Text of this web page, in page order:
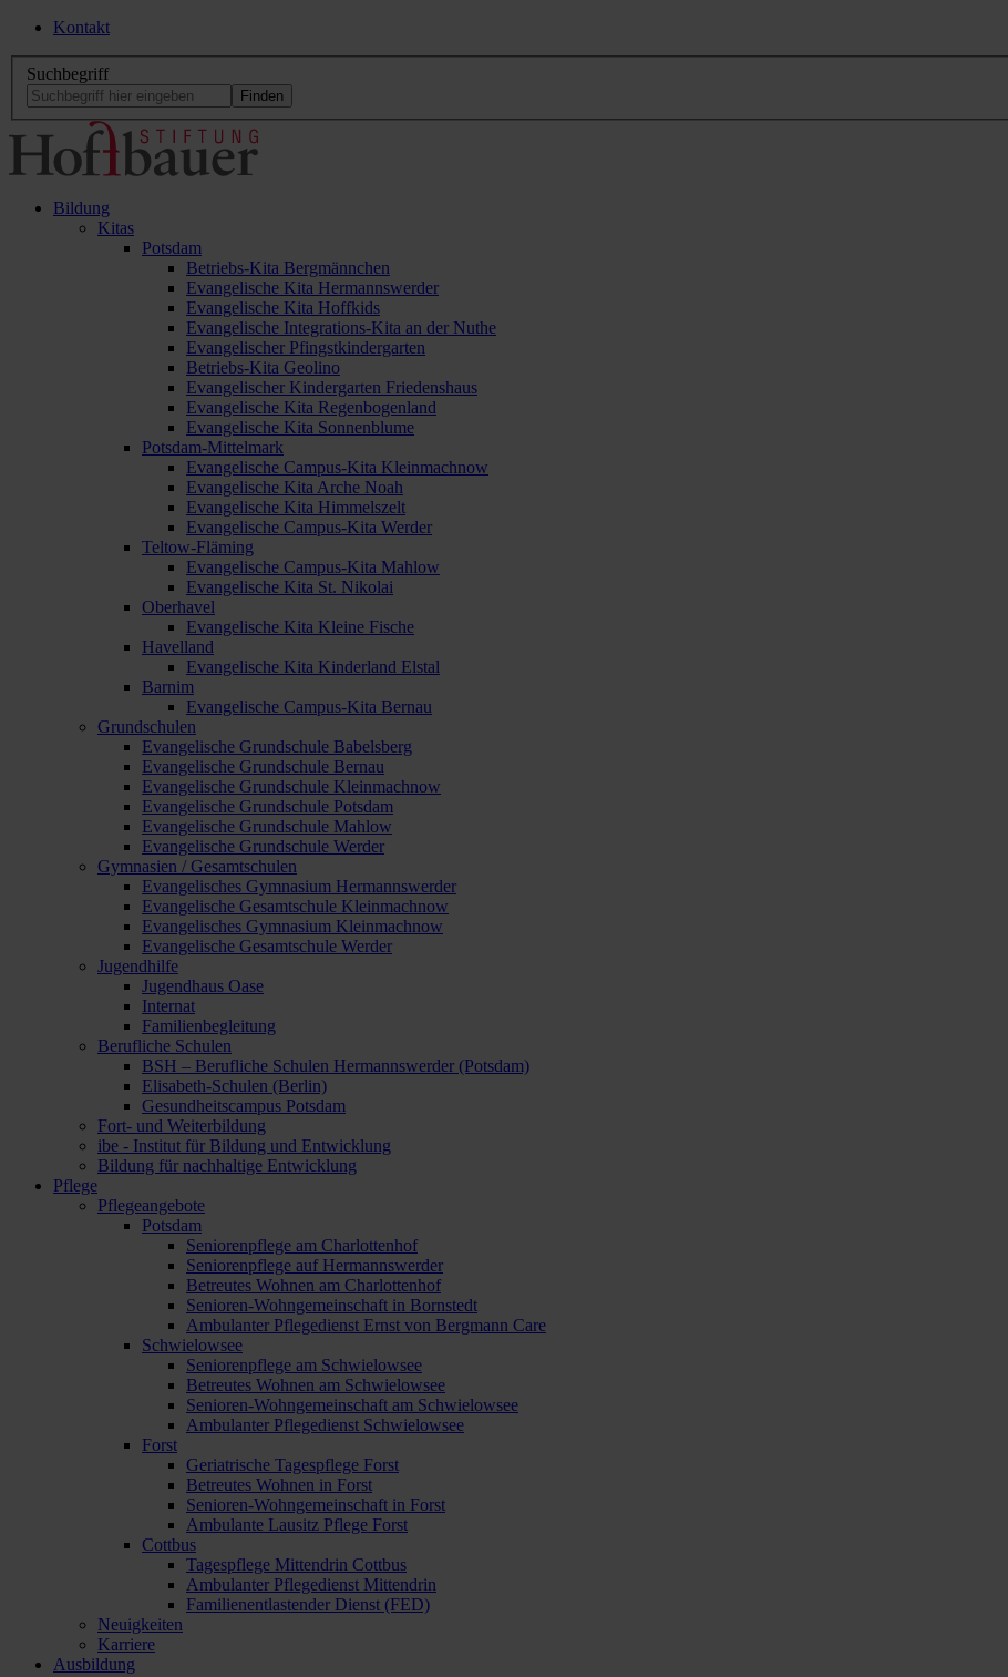
Kontakt
Suchbegriff
Bildung
Kitas
Potsdam
Betriebs-Kita Bergmännchen
Evangelische Kita Hermannswerder
Evangelische Kita Hoffkids
Evangelische Integrations-Kita an der Nuthe
Evangelischer Pfingstkindergarten
Betriebs-Kita Geolino
Evangelischer Kindergarten Friedenshaus
Evangelische Kita Regenbogenland
Evangelische Kita Sonnenblume
Potsdam-Mittelmark
Evangelische Campus-Kita Kleinmachnow
Evangelische Kita Arche Noah
Evangelische Kita Himmelszelt
Evangelische Campus-Kita Werder
Teltow-Fläming
Evangelische Campus-Kita Mahlow
Evangelische Kita St. Nikolai
Oberhavel
Evangelische Kita Kleine Fische
Havelland
Evangelische Kita Kinderland Elstal
Barnim
Evangelische Campus-Kita Bernau
Grundschulen
Evangelische Grundschule Babelsberg
Evangelische Grundschule Bernau
Evangelische Grundschule Kleinmachnow
Evangelische Grundschule Potsdam
Evangelische Grundschule Mahlow
Evangelische Grundschule Werder
Gymnasien / Gesamtschulen
Evangelisches Gymnasium Hermannswerder
Evangelische Gesamtschule Kleinmachnow
Evangelisches Gymnasium Kleinmachnow
Evangelische Gesamtschule Werder
Jugendhilfe
Jugendhaus Oase
Internat
Familienbegleitung
Berufliche Schulen
BSH – Berufliche Schulen Hermannswerder (Potsdam)
Elisabeth-Schulen (Berlin)
Gesundheitscampus Potsdam
Fort- und Weiterbildung
ibe - Institut für Bildung und Entwicklung
Bildung für nachhaltige Entwicklung
Pflege
Pflegeangebote
Potsdam
Seniorenpflege am Charlottenhof
Seniorenpflege auf Hermannswerder
Betreutes Wohnen am Charlottenhof
Senioren-Wohngemeinschaft in Bornstedt
Ambulanter Pflegedienst Ernst von Bergmann Care
Schwielowsee
Seniorenpflege am Schwielowsee
Betreutes Wohnen am Schwielowsee
Senioren-Wohngemeinschaft am Schwielowsee
Ambulanter Pflegedienst Schwielowsee
Forst
Geriatrische Tagespflege Forst
Betreutes Wohnen in Forst
Senioren-Wohngemeinschaft in Forst
Ambulante Lausitz Pflege Forst
Cottbus
Tagespflege Mittendrin Cottbus
Ambulanter Pflegedienst Mittendrin
Familienentlastender Dienst (FED)
Neuigkeiten
Karriere
Ausbildung